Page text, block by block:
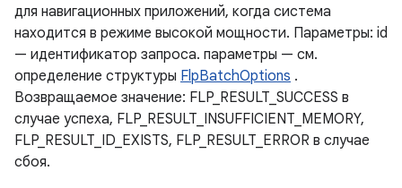
для навигационных приложений, когда система
находится в режиме высокой мощности. Параметры: id
— идентификатор запроса. параметры — см.
определение структуры FlpBatchOptions .
Возвращаемое значение: FLP_RESULT_SUCCESS в
случае успеха, FLP_RESULT_INSUFFICIENT_MEMORY,
FLP_RESULT_ID_EXISTS, FLP_RESULT_ERROR в случае
сбоя.